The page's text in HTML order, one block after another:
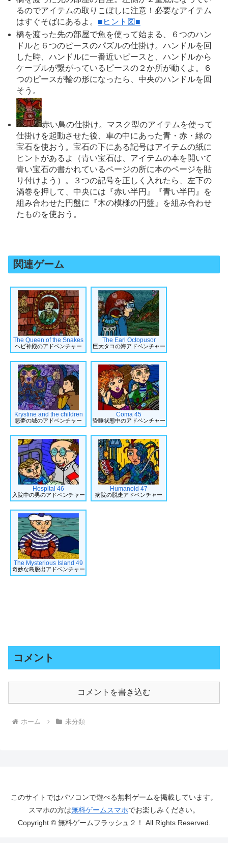
るのでアイテムの取りこぼしに注意！必要なアイテム
はすぐそばにあるよ。 ■ヒント図■
橋を渡った先の部屋で魚を使って始まる、６つのハン
ドルと６つのピースのパズルの仕掛け。ハンドルを回
した時、ハンドルに一番近いピースと、ハンドルから
ケーブルが繋がっているピースの２か所が動くよ。６
つのピースが輪の形になったら、中央のハンドルを回
そう。
赤い鳥の仕掛け。マスク型のアイテムを使って
仕掛けを起動させた後、車の中にあった青・赤・緑の
宝石を使おう。宝石の下にある記号はアイテムの紙に
ヒントがあるよ（青い宝石は、アイテムの本を開いて
青い宝石の書かれているページの所に本のページを貼
り付けよう）。３つの記号を正しく入れたら、左下の
渦巻を押して、中央には『赤い半円』『青い半円』を
組み合わせた円盤に『木の模様の円盤』を組み合わせ
たものを使おう。
関連ゲーム
The Queen of the Snakes
ヘビ神殿のアドベンチャー
The Earl Octopusor
巨大タコの海アドベンチャー
Krystine and the children
悪夢の城のアドベンチャー
Coma 45
昏睡状態中のアドベンチャー
Hospital 46
入院中の男のアドベンチャー
Humanoid 47
病院の脱走アドベンチャー
The Mysterious Island 49
奇妙な島脱出アドベンチャー
コメント
コメントを書き込む
ホーム 未分類
このサイトではパソコンで遊べる無料ゲームを掲載しています。
スマホの方は無料ゲームスマホでお楽しみください。
Copyright © 無料ゲームフラッシュ２！ All Rights Reserved.